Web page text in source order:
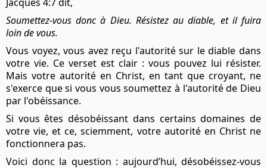
Soumettez-vous donc à Dieu. Résistez au diable, et il fuira
loin de vous.
Vous voyez, vous avez reçu l'autorité sur le diable dans
votre vie. Ce verset est clair : vous pouvez lui résister.
Mais votre autorité en Christ, en tant que croyant, ne
s'exerce que si vous vous soumettez à l'autorité de Dieu
par l'obéissance.
Si vous êtes désobéissant dans certains domaines de
votre vie, et ce, sciemment, votre autorité en Christ ne
fonctionnera pas.
Voici donc la question : aujourd’hui, désobéissez-vous